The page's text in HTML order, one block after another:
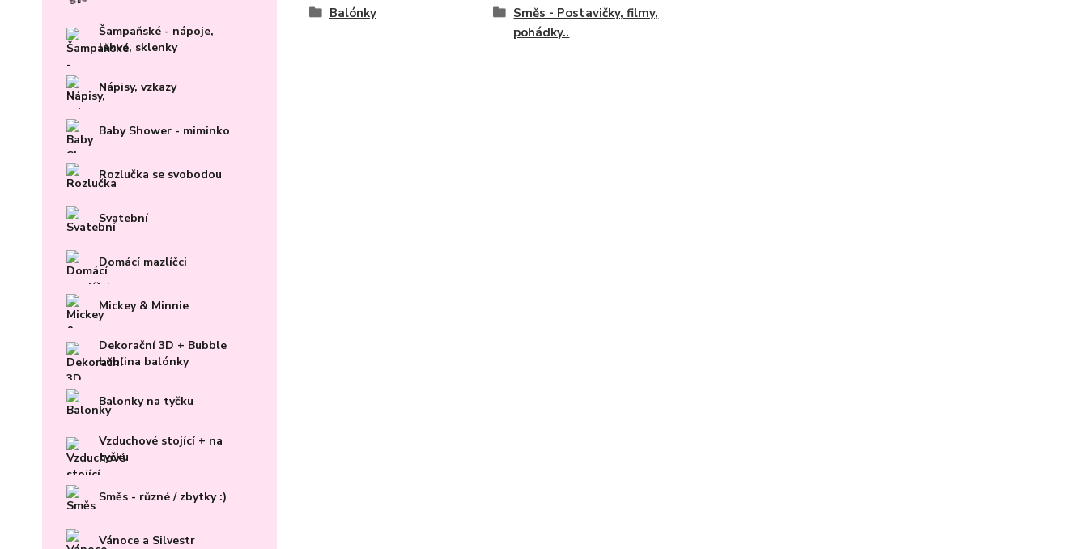
Šampaňské - nápoje,
lahve, sklenky
Nápisy, vzkazy
Baby Shower - miminko
Rozlučka se svobodou
Svatební
Domácí mazlíčci
Mickey & Minnie
Dekorační 3D + Bubble
bublina balónky
Balonky na tyčku
Vzduchové stojící + na
tyčku
Směs - různé / zbytky :)
Vánoce a Silvestr
Balónky
Směs - Postavičky, filmy,
pohádky..